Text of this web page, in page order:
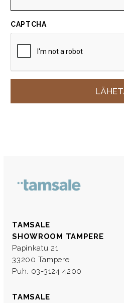
CAPTCHA
TAMSALE
SHOWROOM TAMPERE
Papinkatu 21
33200 Tampere
Puh. 03-3124 4200
TAMSALE